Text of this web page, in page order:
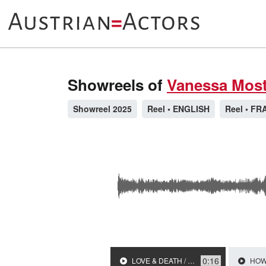
Showreels ofVanessa
Showreel 2025 Reel • ENGLISH Reel •
LOVE & DEATH / 2023 / Role: Cynthia / R: Ralph Beckmann 0:16 HOW I MET